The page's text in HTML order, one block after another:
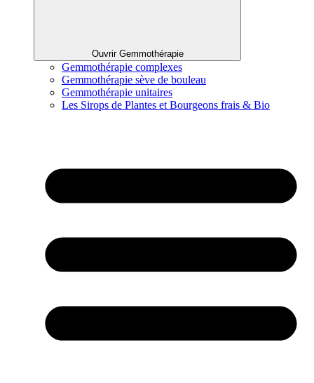
Ouvrir Gemmothérapie
Gemmothérapie complexes
Gemmothérapie sève de bouleau
Gemmothérapie unitaires
Les Sirops de Plantes et Bourgeons frais & Bio